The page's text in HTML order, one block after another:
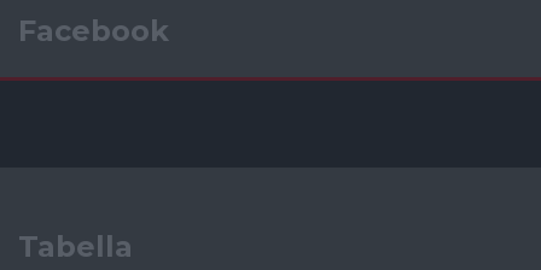
Facebook
Tabella